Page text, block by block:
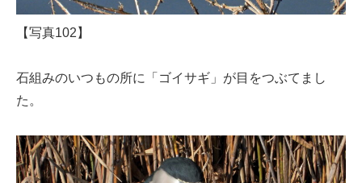
【写真102】
石組みのいつもの所に「ゴイサギ」が目をつぶてまし
た。